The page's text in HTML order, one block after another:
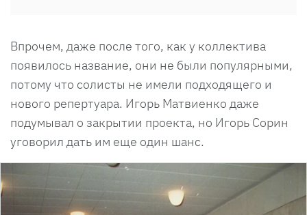
Впрочем, даже после того, как у коллектива
появилось название, они не были популярными,
потому что солисты не имели подходящего и
нового репертуара. Игорь Матвиенко даже
подумывал о закрытии проекта, но Игорь Сорин
уговорил дать им еще один шанс.